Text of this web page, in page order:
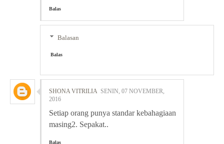
Balas
Balasan
Balas
SHONA VITRILIA SENIN, 07 NOVEMBER,
2016
Setiap orang punya standar kebahagiaan
masing2. Sepakat..
Balas